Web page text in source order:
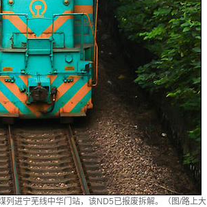
进宁芜线中华门站，该ND5已报废拆解。（图/路上大